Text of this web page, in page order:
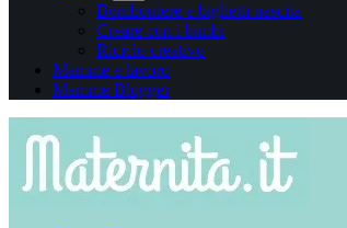
Bomboniere e biglietti nascita
Creare con i bimbi
Riciclo creativo
Mamme e lavoro
Mamme Blogger